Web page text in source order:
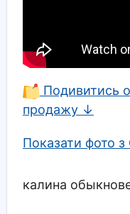
Подивитись
продажу ↓
Показати фото
калина